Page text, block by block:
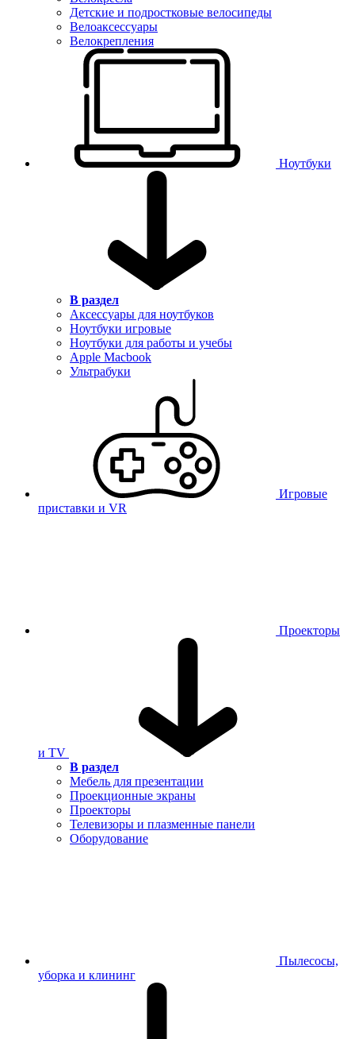
Детские и подростковые велосипеды
Велоаксессуары
Велокрепления
Ноутбуки
В раздел
Аксессуары для ноутбуков
Ноутбуки игровые
Ноутбуки для работы и учебы
Apple Macbook
Ультрабуки
Игровые
приставки и VR
Проекторы
и TV
В раздел
Мебель для презентации
Проекционные экраны
Проекторы
Телевизоры и плазменные панели
Оборудование
Пылесосы,
уборка и клининг